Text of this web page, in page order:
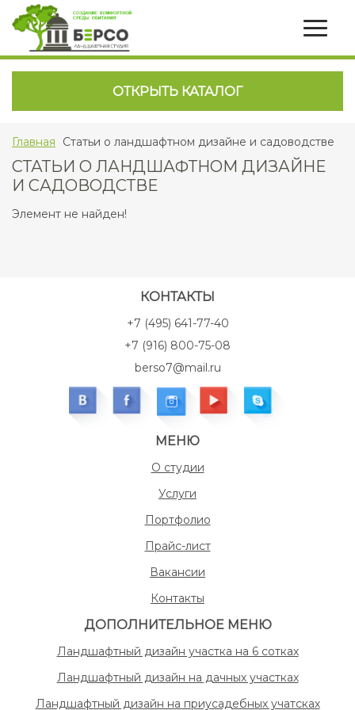
ОТКРЫТЬ КАТАЛОГ
Главная Статьи о ландшафтном дизайне и садоводстве
СТАТЬИ О ЛАНДШАФТНОМ ДИЗАЙНЕ
И САДОВОДСТВЕ
Элемент не найден!
КОНТАКТЫ
+7 (495) 641-77-40
+7 (916) 800-75-08
berso7@mail.ru
МЕНЮ
О студии
Услуги
Портфолио
Прайс-лист
Вакансии
Контакты
ДОПОЛНИТЕЛЬНОЕ МЕНЮ
Ландшафтный дизайн участка на 6 сотках
Ландшафтный дизайн на дачных участках
Ландшафтный дизайн на приусадебных учатсках